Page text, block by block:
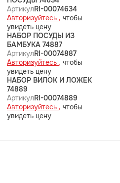
АртикулRI-00074634
Авторизуйтесь , чтобы
увидеть цену
НАБОР ПОСУДЫ ИЗ
БАМБУКА 74887
АртикулRI-00074887
Авторизуйтесь , чтобы
увидеть цену
НАБОР ВИЛОК И ЛОЖЕК
74889
АртикулRI-00074889
Авторизуйтесь , чтобы
увидеть цену